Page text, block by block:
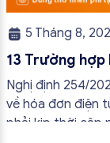
5 Tháng 8,
13 Trường
đủ nội dung từ
Nghị định 254/
về hóa đơn điện
phải kịp thời cập